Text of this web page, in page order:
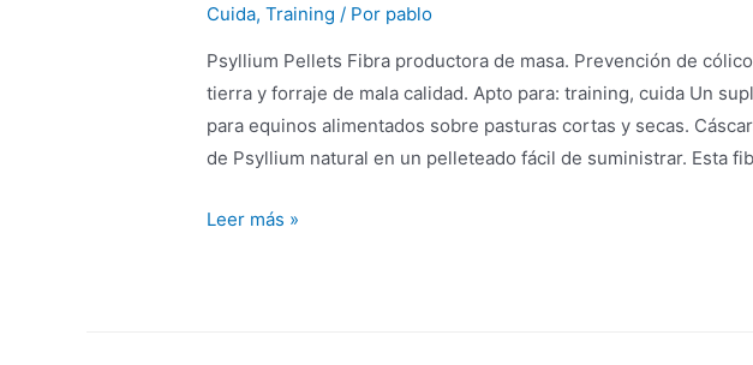
Cuida,Training / Por pablo
Psyllium Pellets Fibra productora de masa. Prevención de
tierra y forraje de mala calidad. Apto para: training, cuida Un
para equinos alimentados sobre pasturas cortas y secas.
de Psyllium natural en un pelleteado fácil de suministrar. Esta
Leer más »